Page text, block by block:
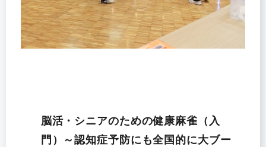
脳活・シニアのための健康麻雀（入
門）～認知症予防にも全国的に大ブー